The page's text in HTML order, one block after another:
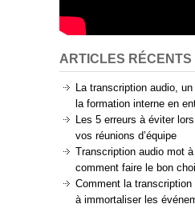
ARTICLES RÉCENTS
La transcription audio,
la formation interne en
Les 5 erreurs à éviter
vos réunions d’équipe
Transcription audio mot
comment faire le bon
Comment la
à immortaliser les